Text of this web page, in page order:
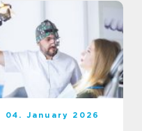
04. January 2026